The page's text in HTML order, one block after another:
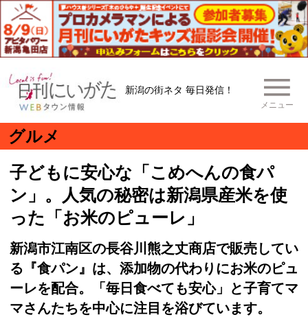
新潟の街ネタ 毎日発信！
メニュー
グルメ
子どもに安心な「こめへんの食パ
ン」。人気の秘密は新潟県産米を使
った「お米のピューレ」
新潟市江南区の長谷川熊之丈商店で販売してい
る『食パン』は、添加物の代わりにお米のピュ
ーレを配合。「毎日食べても安心」と子育てマ
マさんたちを中心に注目を浴びています。